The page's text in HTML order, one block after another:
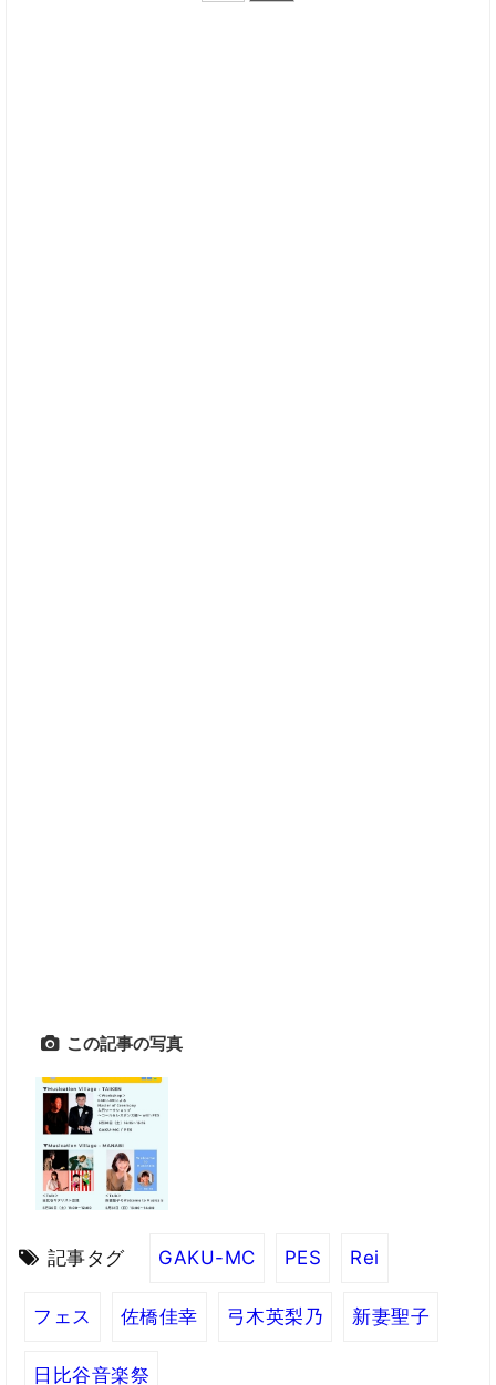
この記事の写真
記事タグ GAKU-MC PES Rei
フェス 佐橋佳幸 弓木英梨乃 新妻聖子
日比谷音楽祭